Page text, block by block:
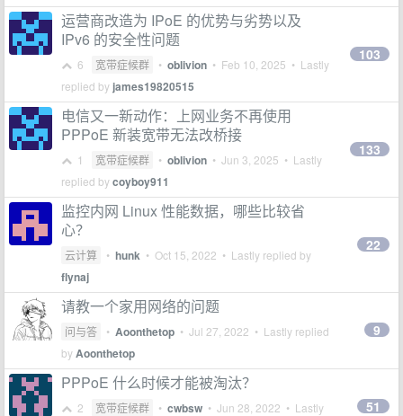
运营商改造为 IPoE 的优势与劣势以及
IPv6 的安全性问题
6 宽带症候群 • oblivion • Feb 10, 2025 • Lastly
replied by james19820515
103
电信又一新动作：上网业务不再使用
PPPoE 新装宽带无法改桥接
1 宽带症候群 • oblivion • Jun 3, 2025 • Lastly
replied bycoyboy911
133
监控内网 Linux 性能数据，哪些比较省
心？
云计算 • hunk • Oct 15, 2022 • Lastly replied by
flynaj
22
请教一个家用网络的问题
问与答 • Aoonthetop • Jul 27, 2022 • Lastly replied
byAoonthetop
9
PPPoE 什么时候才能被淘汰？
2 宽带症候群 • cwbsw • Jun 28, 2022 • Lastly 51